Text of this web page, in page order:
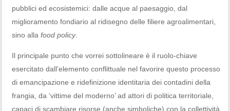
pubblici ed ecosistemici: dalle acque al paesaggio, dal
miglioramento fondiario al ridisegno delle filiere agroalimentari,
sino allafood policy.
Il principale punto che vorrei sottolineare è il ruolo-chiave
esercitato dall’elemento conflittuale nel favorire questo processo
di emancipazione e ridefinizione identitaria dei contadini della
frangia, da ‘vittime del moderno’ ad attori di politica territoriale,
capaci di scambiare risorse (anche simboliche) con la collettività.